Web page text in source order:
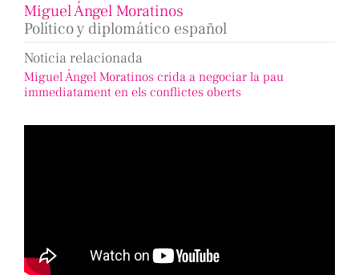
Miguel Ángel Moratinos
Político y diplomático español
Noticia relacionada
Miguel Ángel Moratinos crida a negociar la pau
immediatament en els conflictes oberts